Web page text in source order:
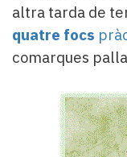
altra tarda de
quatre focs
comarques